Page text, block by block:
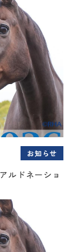
お知らせ
ルドネーショ